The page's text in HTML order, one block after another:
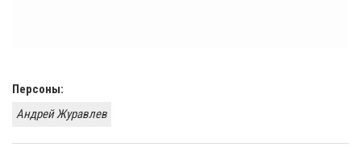
Персоны:
Андрей Журавлев